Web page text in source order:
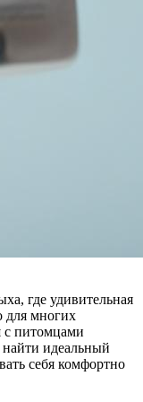
где удивительная
для многих
с питомцами
идеальный
себя комфортно